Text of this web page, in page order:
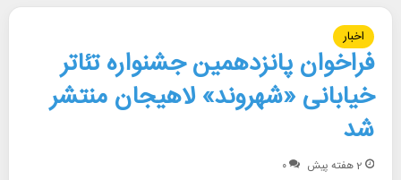
اخبار
فراخوان پانزدهمین جشنواره تئاتر
خیابانی «شهروند» لاهیجان منتشر
شد
2 هفته پیش ۰